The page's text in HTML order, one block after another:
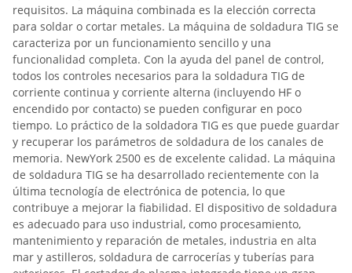
requisitos. La máquina combinada es la elección correcta
para soldar o cortar metales. La máquina de soldadura TIG se
caracteriza por un funcionamiento sencillo y una
funcionalidad completa. Con la ayuda del panel de control,
todos los controles necesarios para la soldadura TIG de
corriente continua y corriente alterna (incluyendo HF o
encendido por contacto) se pueden configurar en poco
tiempo. Lo práctico de la soldadora TIG es que puede guardar
y recuperar los parámetros de soldadura de los canales de
memoria. NewYork 2500 es de excelente calidad. La máquina
de soldadura TIG se ha desarrollado recientemente con la
última tecnología de electrónica de potencia, lo que
contribuye a mejorar la fiabilidad. El dispositivo de soldadura
es adecuado para uso industrial, como procesamiento,
mantenimiento y reparación de metales, industria en alta
mar y astilleros, soldadura de carrocerías y tuberías para